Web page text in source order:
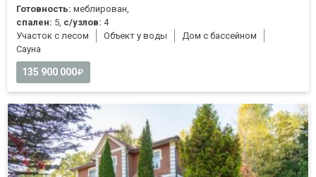
Готовность: меблирован,
спален: 5, с/узлов: 4
Участок с лесом
Объект у воды
Дом с бассейном
Cауна
135 900 000